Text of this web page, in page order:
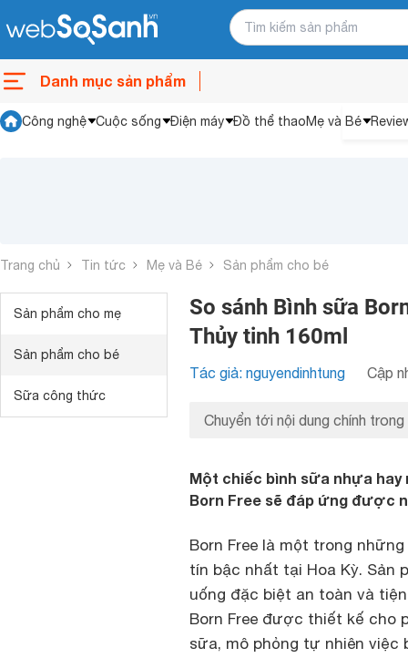
Danh mục sản phẩm
Công nghệ Cuộc sống Điện máy Đồ thể thaoMẹ và Bé
Trang chủ Tin tức Mẹ và Bé Sản phẩm cho bé
Sản phẩm cho mẹ
Sản phẩm cho bé
Sữa công thức
So sánh Bình sữa
Thủy tinh 160ml
Tác giả: nguyendinhtung Cập
Chuyển tới nội dung chính trong
Một chiếc bình sữa nhựa hay
Born Free sẽ đáp ứng được
Born Free là một trong
tín bậc nhất tại Hoa Kỳ. Sản
uống đặc biệt an toàn và
Born Free được thiết kế cho
sữa, mô phỏng tự nhiên việc